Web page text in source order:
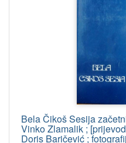
Bela Čikoš Sesija
Vinko Zlamalik ;
Doris Baričević ;